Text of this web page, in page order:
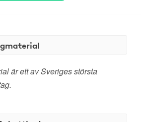
är ett av Sveriges största